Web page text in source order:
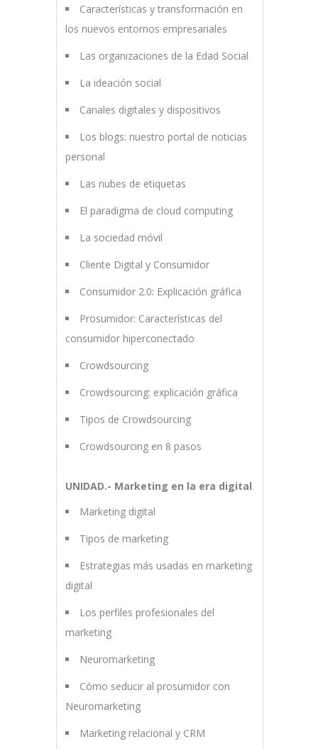
Características y transformación en
los nuevos entornos empresariales
Las organizaciones de la Edad Social
La ideación social
Canales digitales y dispositivos
Los blogs: nuestro portal de noticias
personal
Las nubes de etiquetas
El paradigma de cloud computing
La sociedad móvil
Cliente Digital y Consumidor
Consumidor 2.0: Explicación gráfica
Prosumidor: Características del
consumidor hiperconectado
Crowdsourcing
Crowdsourcing: explicación gráfica
Tipos de Crowdsourcing
Crowdsourcing en 8 pasos
UNIDAD.- Marketing en la era digital
Marketing digital
Tipos de marketing
Estrategias más usadas en marketing
digital
Los perfiles profesionales del
marketing
Neuromarketing
Cómo seducir al prosumidor con
Neuromarketing
Marketing relacional y CRM